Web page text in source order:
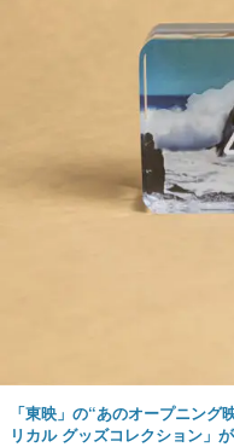
「東映」の“あのオープニン
リカル グッズコレクション」